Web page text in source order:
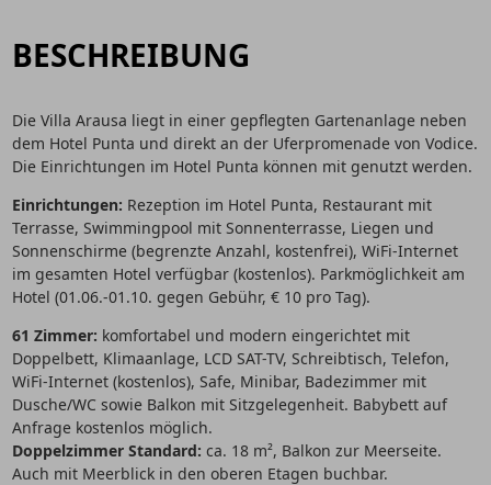
BESCHREIBUNG
Die Villa Arausa liegt in einer gepflegten Gartenanlage neben
dem Hotel Punta und direkt an der Uferpromenade von Vodice.
Die Einrichtungen im Hotel Punta können mit genutzt werden.
Einrichtungen: Rezeption im Hotel Punta, Restaurant mit
Terrasse, Swimmingpool mit Sonnenterrasse, Liegen und
Sonnenschirme (begrenzte Anzahl, kostenfrei), WiFi-Internet
im gesamten Hotel verfügbar (kostenlos). Parkmöglichkeit am
Hotel (01.06.-01.10. gegen Gebühr, € 10 pro Tag).
61 Zimmer: komfortabel und modern eingerichtet mit
Doppelbett, Klimaanlage, LCD SAT-TV, Schreibtisch, Telefon,
WiFi-Internet (kostenlos), Safe, Minibar, Badezimmer mit
Dusche/WC sowie Balkon mit Sitzgelegenheit. Babybett auf
Anfrage kostenlos möglich.
Doppelzimmer Standard: ca. 18 m², Balkon zur Meerseite.
Auch mit Meerblick in den oberen Etagen buchbar.